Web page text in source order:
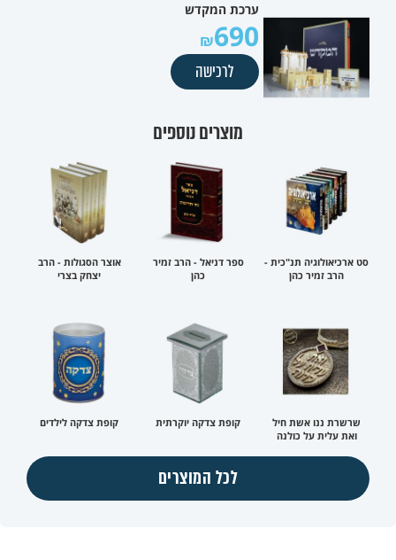
ערכת המקדש
690
לרכישה
מוצרים נוספים
סט ארכיאולוגיה תנ"כית -
הרב זמיר כהן
ספר דניאל - הרב זמיר
כהן
אוצר הסגולות - הרב
יצחק בצרי
שרשרת ננו אשת חיל
ואת עלית על כולנה
קופת צדקה יוקרתית קופת צדקה לילדים
לכל המוצרים